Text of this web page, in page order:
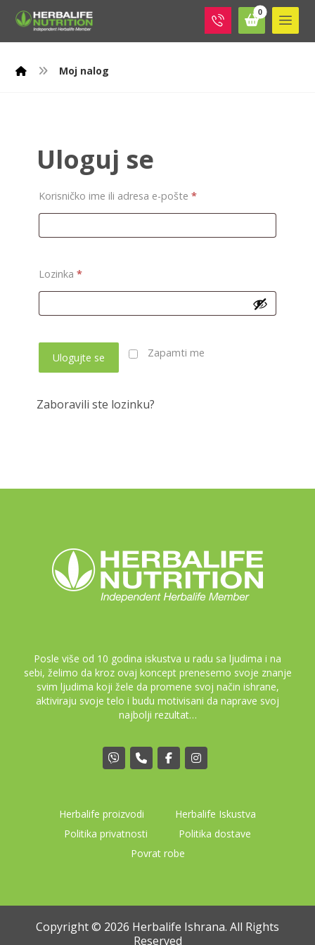
Moj nalog
Uloguj se
Korisničko ime ili adresa e-pošte*
Lozinka*
Zapamti me
Ulogujte se
Zaboravili ste lozinku?
Posle više od 10 godina iskustva u radu sa ljudima i na
sebi, želimo da kroz ovaj koncept prenesemo svoje znanje
svim ljudima koji žele da promene svoj način ishrane,
aktiviraju svoje telo i budu motivisani da naprave svoj
najbolji rezultat…
Herbalife proizvodi
Herbalife Iskustva
Politika privatnosti
Politika dostave
Povrat robe
Copyright © 2026 Herbalife Ishrana. All Rights
Reserved